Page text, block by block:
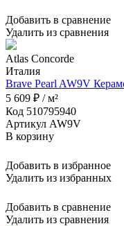
Добавить в сравнение
Удалить из сравнения
Atlas Concorde
Италия
Brave Pearl AW9V
5 609 ₽ / м²
Код 510795940
Артикул AW9V
В корзину
Добавить в избранное
Удалить из избранных
Добавить в сравнение
Удалить из сравнения